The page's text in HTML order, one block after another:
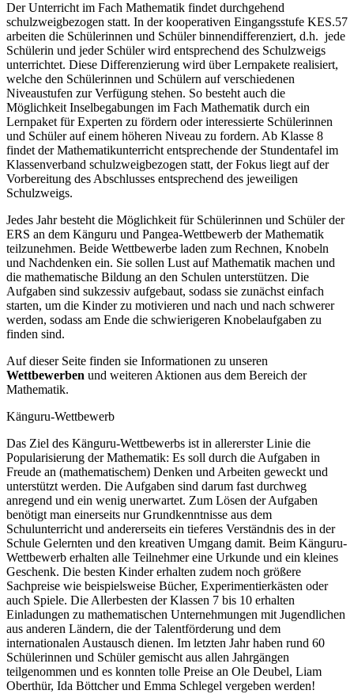
Der Unterricht im Fach Mathematik findet durchgehend
schulzweigbezogen statt. In der kooperativen Eingangsstufe KES.57
arbeiten die Schülerinnen und Schüler binnendifferenziert, d.h. jede
Schülerin und jeder Schüler wird entsprechend des Schulzweigs
unterrichtet. Diese Differenzierung wird über Lernpakete realisiert,
welche den Schülerinnen und Schülern auf verschiedenen
Niveaustufen zur Verfügung stehen. So besteht auch die
Möglichkeit Inselbegabungen im Fach Mathematik durch ein
Lernpaket für Experten zu fördern oder interessierte Schülerinnen
und Schüler auf einem höheren Niveau zu fordern. Ab Klasse 8
findet der Mathematikunterricht entsprechende der Stundentafel im
Klassenverband schulzweigbezogen statt, der Fokus liegt auf der
Vorbereitung des Abschlusses entsprechend des jeweiligen
Schulzweigs.
Jedes Jahr besteht die Möglichkeit für Schülerinnen und Schüler der
ERS an dem Känguru und Pangea-Wettbewerb der Mathematik
teilzunehmen. Beide Wettbewerbe laden zum Rechnen, Knobeln
und Nachdenken ein. Sie sollen Lust auf Mathematik machen und
die mathematische Bildung an den Schulen unterstützen. Die
Aufgaben sind sukzessiv aufgebaut, sodass sie zunächst einfach
starten, um die Kinder zu motivieren und nach und nach schwerer
werden, sodass am Ende die schwierigeren Knobelaufgaben zu
finden sind.
Auf dieser Seite finden sie Informationen zu unseren
Wettbewerben und weiteren Aktionen aus dem Bereich der
Mathematik.
Känguru-Wettbewerb
Das Ziel des Känguru-Wettbewerbs ist in allererster Linie die
Popularisierung der Mathematik: Es soll durch die Aufgaben in
Freude an (mathematischem) Denken und Arbeiten geweckt und
unterstützt werden. Die Aufgaben sind darum fast durchweg
anregend und ein wenig unerwartet. Zum Lösen der Aufgaben
benötigt man einerseits nur Grundkenntnisse aus dem
Schulunterricht und andererseits ein tieferes Verständnis des in der
Schule Gelernten und den kreativen Umgang damit. Beim Känguru-
Wettbewerb erhalten alle Teilnehmer eine Urkunde und ein kleines
Geschenk. Die besten Kinder erhalten zudem noch größere
Sachpreise wie beispielsweise Bücher, Experimentierkästen oder
auch Spiele. Die Allerbesten der Klassen 7 bis 10 erhalten
Einladungen zu mathematischen Unternehmungen mit Jugendlichen
aus anderen Ländern, die der Talentförderung und dem
internationalen Austausch dienen. Im letzten Jahr haben rund 60
Schülerinnen und Schüler gemischt aus allen Jahrgängen
teilgenommen und es konnten tolle Preise an Ole Deubel, Liam
Oberthür, Ida Böttcher und Emma Schlegel vergeben werden!